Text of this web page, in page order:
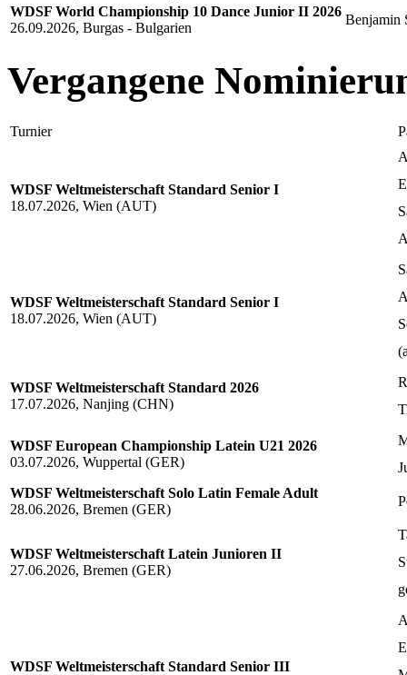
WDSF World Championship 10 Dance Junior II 2026
26.09.2026, Burgas - Bulgarien
Benjamin
Vergangene
Turnier
WDSF Weltmeisterschaft Standard Senior I
18.07.2026, Wien (AUT)
WDSF Weltmeisterschaft Standard Senior I
18.07.2026, Wien (AUT)
WDSF Weltmeisterschaft Standard 2026
17.07.2026, Nanjing (CHN)
WDSF European Championship Latein U21 2026
03.07.2026, Wuppertal (GER)
WDSF Weltmeisterschaft Solo Latin Female Adult
28.06.2026, Bremen (GER)
WDSF Weltmeisterschaft Latein Junioren II
27.06.2026, Bremen (GER)
WDSF Weltmeisterschaft Standard Senior III